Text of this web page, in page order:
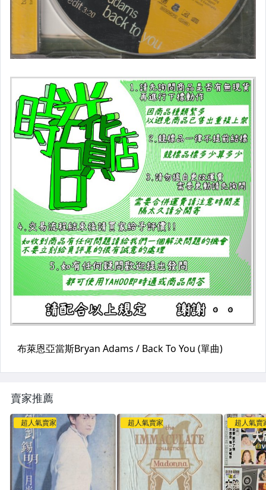
賣家推薦
超人氣賣家 超人氣賣家 超人氣賣